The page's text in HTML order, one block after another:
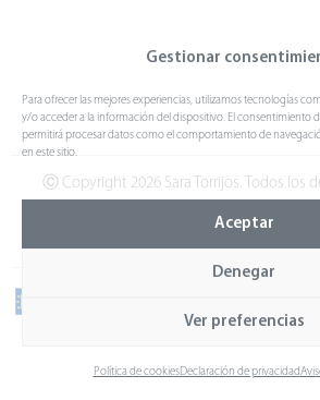
Gestionar
Para ofrecer las mejores experiencias, utilizamos tecnologías
y/o acceder a la información del dispositivo. El consentimiento
permitirá procesar datos como el comportamiento de
en este sitio.
Aceptar
Denegar
Ver preferencias
Política de cookiesDeclaración de privacidad
Ⓒ Copyright 2026 Sara Torrijos. Todos los